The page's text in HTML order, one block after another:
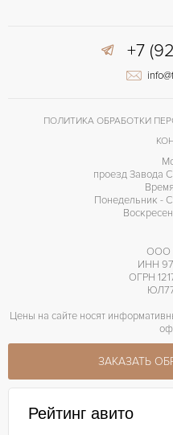
+7
ПОЛИТИКА ОБРАБОТКИ
проезд Завода
Понедельник -
ООО
ИНН
ОГРН
Цены на сайте носят
ЗАКАЗАТЬ
Рейтинг авито